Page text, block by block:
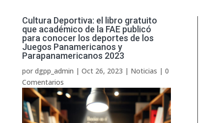
Cultura Deportiva: el libro gratuito
que académico de la FAE publicó
para conocer los deportes de los
Juegos Panamericanos y
Parapanamericanos 2023
por dgpp_admin | Oct 26, 2023 | Noticias | 0
Comentarios